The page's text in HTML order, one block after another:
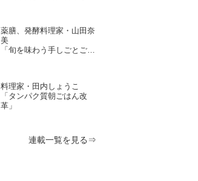
薬膳、発酵料理家・山田奈
美
「旬を味わう手しごとごよ
料理家・田内しょうこ
「タンパク質朝ごはん改
革」
連載一覧を見る⇒